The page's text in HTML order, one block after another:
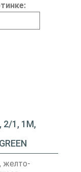
1, 1М,
желто-